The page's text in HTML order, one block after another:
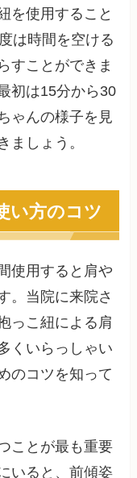
を使用すること
は時間を空ける
すことができま
初は15分から30
ゃんの様子を見
ましょう。
い方のコツ
使用すると肩や
。当院に来院さ
っこ紐による肩
くいらっしゃい
のコツを知って
ことが最も重要
いると、前傾姿